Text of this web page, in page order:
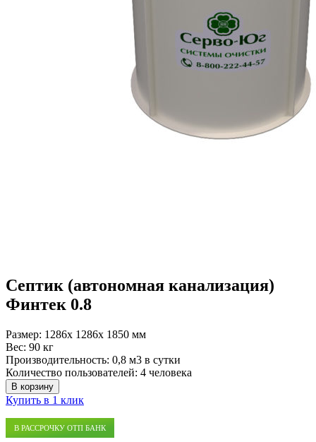
Септик (автономная канализация)
Финтек 0.8
Размер: 1286x 1286x 1850 мм
Вес: 90 кг
Производительность: 0,8 м3 в сутки
Количество пользователей: 4 человека
В корзину
Купить в 1 клик
В РАССРОЧКУ ОТП БАНК